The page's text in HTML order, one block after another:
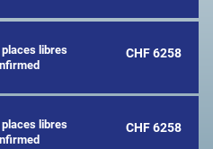
places libres
CHF 6258
places libres
CHF 6258